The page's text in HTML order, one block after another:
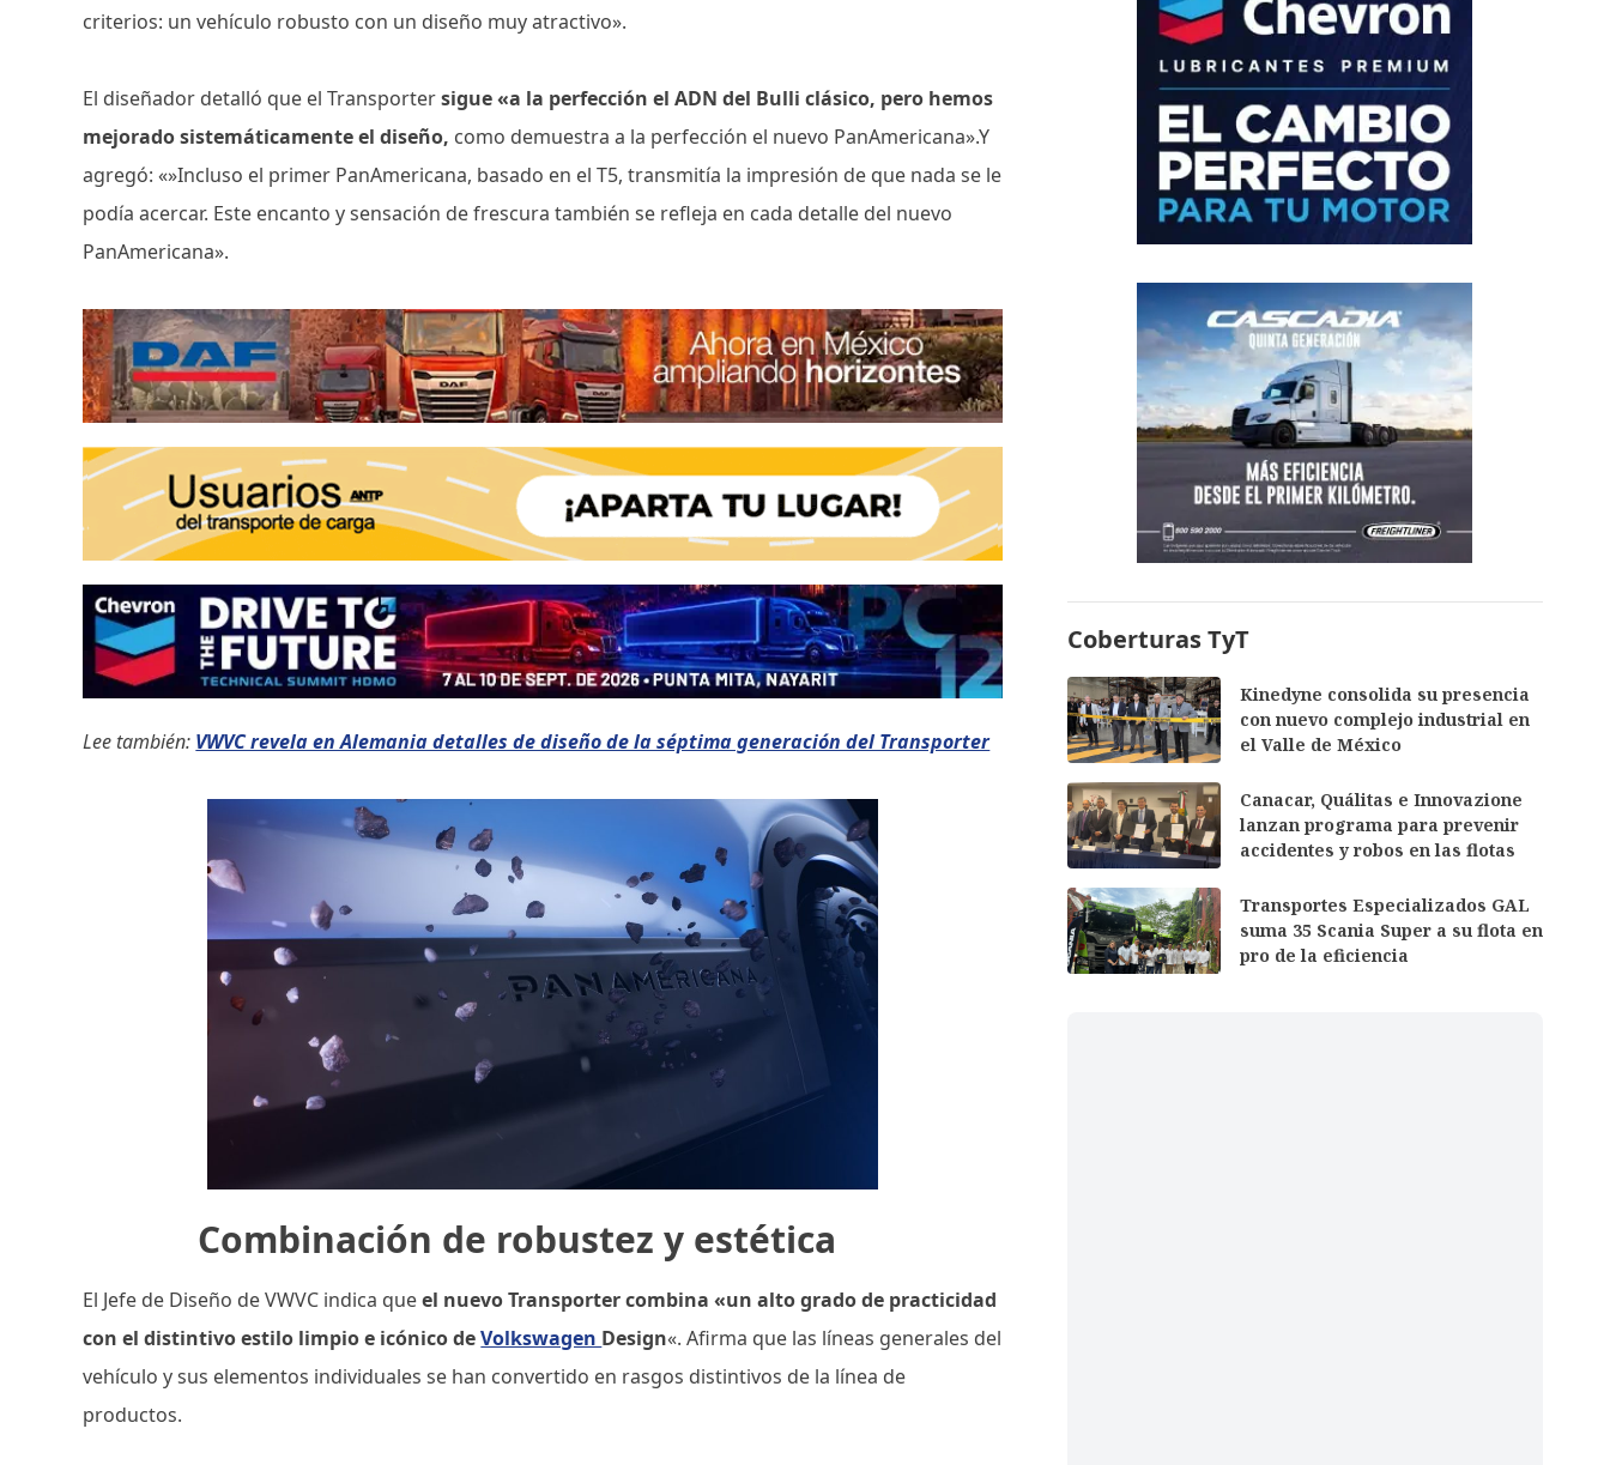
criterios: un vehículo robusto con un diseño muy atractivo».
El diseñador detalló que el Transportersigue «a la perfección el ADN del Bulli clásico, pero hemos
mejorado sistemáticamente el diseño, como demuestra a la perfección el nuevo PanAmericana».Y
agregó: «»Incluso el primer PanAmericana, basado en el T5, transmitía la impresión de que nada se le
podía acercar. Este encanto y sensación de frescura también se refleja en cada detalle del nuevo
PanAmericana».
Lee también: VWVC revela en Alemania detalles de diseño de la séptima generación del Transporter
Combinación de robustez y estética
El Jefe de Diseño de VWVC indica queel nuevo Transporter combina «un alto grado de practicidad
con el distintivo estilo limpio e icónico deVolkswagen Design«. Afirma que las líneas generales del
vehículo y sus elementos individuales se han convertido en rasgos distintivos de la línea de
productos.
Coberturas TyT
Kinedyne consolida su presencia
con nuevo complejo industrial en
el Valle de México
Canacar, Quálitas e Innovazione
lanzan programa para prevenir
accidentes y robos en las flotas
Transportes Especializados GAL
suma 35 Scania Super a su flota en
pro de la eficiencia